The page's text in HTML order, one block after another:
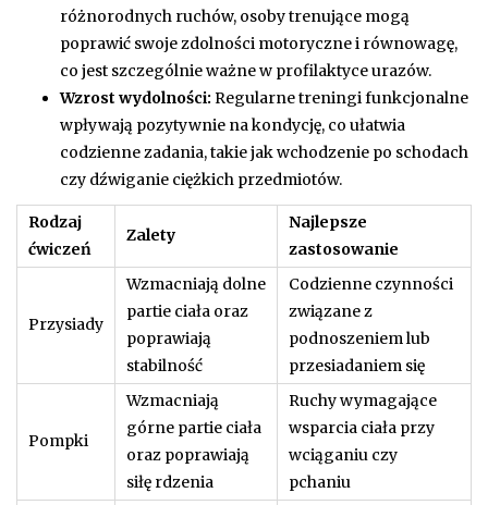
różnorodnych ruchów, osoby trenujące mogą
poprawić swoje zdolności motoryczne i równowagę,
co jest szczególnie ważne w profilaktyce urazów.
Wzrost wydolności: Regularne treningi funkcjonalne
wpływają pozytywnie na kondycję, co ułatwia
codzienne zadania, takie jak wchodzenie po schodach
czy dźwiganie ciężkich przedmiotów.
Rodzaj
ćwiczeń
Zalety
Najlepsze
zastosowanie
Przysiady
Wzmacniają dolne
partie ciała oraz
poprawiają
stabilność
Codzienne czynności
związane z
podnoszeniem lub
przesiadaniem się
Pompki
Wzmacniają
górne partie ciała
oraz poprawiają
siłę rdzenia
Ruchy wymagające
wsparcia ciała przy
wciąganiu czy
pchaniu